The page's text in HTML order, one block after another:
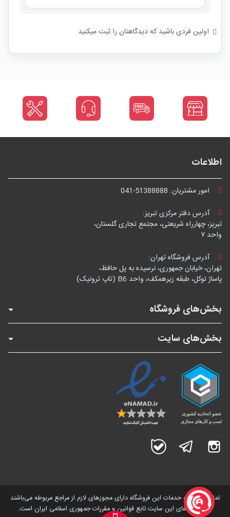
اولین فردی باشید که دیدگاهتان را ثبت میکنید
اطلاعات
امور مشتریان: 041-51388888
آدرس دفتر مرکزی تبریز:
تبریز، چهارراه شریعتی، مجتمع تجاری گلستان،
واحد ۷
آدرس فروشگاه تهران:
تهران، خیابان جمهوری، نرسیده به پل حافظ،
پاساژ توکل، طبقه زیرهمکف، واحد B6 (تاپ ترونیک)
بخش‌های فروشگاه
بخش‌های سایت
اینستاگرام تلگرام
تمامی کالاها و خدمات این فروشگاه دارای مجوز‌های لازم از مراجع مربوطه می‌باشند
و فعالیت های این سایت تابع قوانین و مقررات جمهوری اسلامی ایران است.